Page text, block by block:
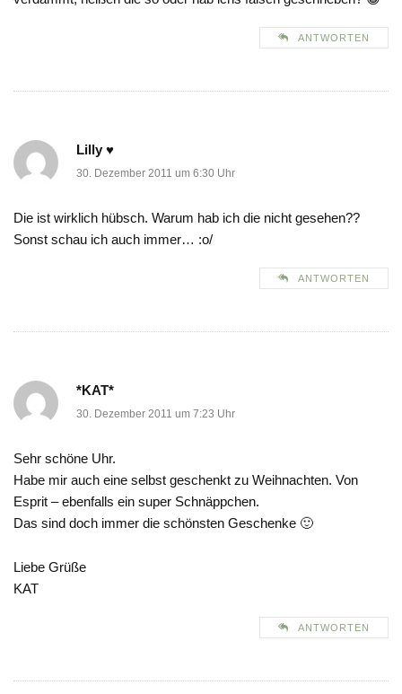
ANTWORTEN
Lilly ♥
30. Dezember 2011 um 6:30 Uhr
Die ist wirklich hübsch. Warum hab ich die nicht gesehen??
Sonst schau ich auch immer… :o/
ANTWORTEN
*KAT*
30. Dezember 2011 um 7:23 Uhr
Sehr schöne Uhr.
Habe mir auch eine selbst geschenkt zu Weihnachten. Von
Esprit – ebenfalls ein super Schnäppchen.
Das sind doch immer die schönsten Geschenke 🙂
Liebe Grüße
KAT
ANTWORTEN